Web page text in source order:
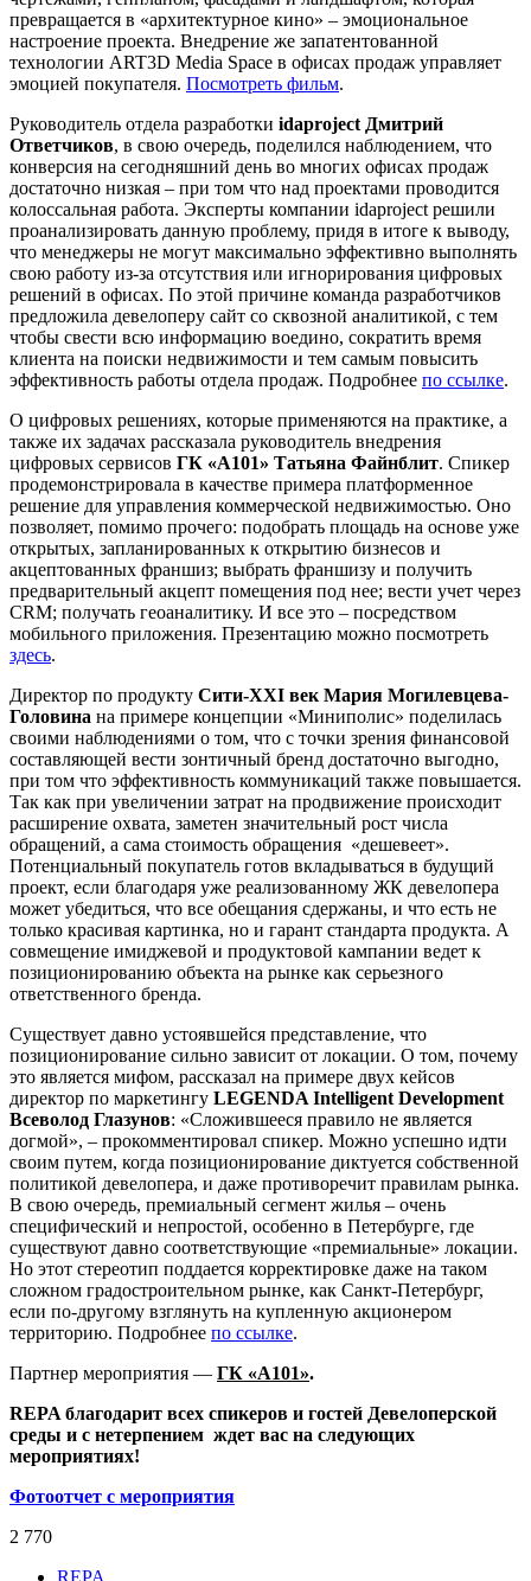
превращается в «архитектурное кино» – эмоциональное
настроение проекта. Внедрение же запатентованной
технологии ART3D Media Space в офисах продаж управляет
эмоцией покупателя. Посмотреть фильм.
Руководитель отдела разработки idaproject Дмитрий
Ответчиков, в свою очередь, поделился наблюдением, что
конверсия на сегодняшний день во многих офисах продаж
достаточно низкая – при том что над проектами проводится
колоссальная работа. Эксперты компании idaproject решили
проанализировать данную проблему, придя в итоге к выводу,
что менеджеры не могут максимально эффективно выполнять
свою работу из-за отсутствия или игнорирования цифровых
решений в офисах. По этой причине команда разработчиков
предложила девелоперу сайт со сквозной аналитикой, с тем
чтобы свести всю информацию воедино, сократить время
клиента на поиски недвижимости и тем самым повысить
эффективность работы отдела продаж. Подробнее по ссылке.
О цифровых решениях, которые применяются на практике, а
также их задачах рассказала руководитель внедрения
цифровых сервисов ГК «А101» Татьяна Файнблит. Спикер
продемонстрировала в качестве примера платформенное
решение для управления коммерческой недвижимостью. Оно
позволяет, помимо прочего: подобрать площадь на основе уже
открытых, запланированных к открытию бизнесов и
акцептованных франшиз; выбрать франшизу и получить
предварительный акцепт помещения под нее; вести учет через
CRM; получать геоаналитику. И все это – посредством
мобильного приложения. Презентацию можно посмотреть
здесь.
Директор по продукту Сити-XXI век Мария Могилевцева-
Головина на примере концепции «Миниполис» поделилась
своими наблюдениями о том, что с точки зрения финансовой
составляющей вести зонтичный бренд достаточно выгодно,
при том что эффективность коммуникаций также повышается.
Так как при увеличении затрат на продвижение происходит
расширение охвата, заметен значительный рост числа
обращений, а сама стоимость обращения «дешевеет».
Потенциальный покупатель готов вкладываться в будущий
проект, если благодаря уже реализованному ЖК девелопера
может убедиться, что все обещания сдержаны, и что есть не
только красивая картинка, но и гарант стандарта продукта. А
совмещение имиджевой и продуктовой кампании ведет к
позиционированию объекта на рынке как серьезного
ответственного бренда.
Существует давно устоявшейся представление, что
позиционирование сильно зависит от локации. О том, почему
это является мифом, рассказал на примере двух кейсов
директор по маркетингу LEGENDA Intelligent Development
Всеволод Глазунов: «Сложившееся правило не является
догмой», – прокомментировал спикер. Можно успешно идти
своим путем, когда позиционирование диктуется собственной
политикой девелопера, и даже противоречит правилам рынка.
В свою очередь, премиальный сегмент жилья – очень
специфический и непростой, особенно в Петербурге, где
существуют давно соответствующие «премиальные» локации.
Но этот стереотип поддается корректировке даже на таком
сложном градостроительном рынке, как Санкт-Петербург,
если по-другому взглянуть на купленную акционером
территорию. Подробнее по ссылке.
Партнер мероприятия — ГК «А101».
REPA благодарит всех спикеров и гостей Девелоперской
среды и с нетерпением ждет вас на следующих
мероприятиях!
Фотоотчет с мероприятия
2 770
REPA